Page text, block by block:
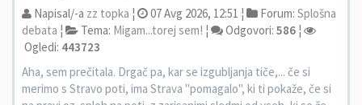
Napisal/-a zz topka ¦ 07 Avg 2026, 12:51 ¦ Forum: Splošna
debata ¦ Tema: Migam...torej sem! ¦ Odgovori: 586 ¦
Ogledi: 443723
Aha, sem prečitala. Drgač pa, kar se izgubljanja tiče,... če si
merimo s Stravo poti, ima Strava "pomagalo", ki ti pokaže, če si